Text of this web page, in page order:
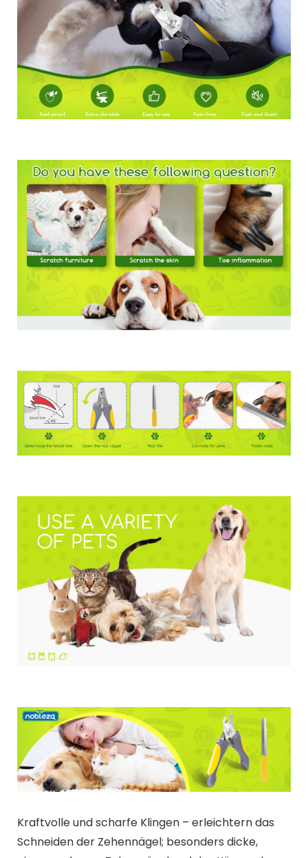
Kraftvolle und scharfe Klingen – erleichtern das
Schneiden der Zehennägel; besonders dicke,